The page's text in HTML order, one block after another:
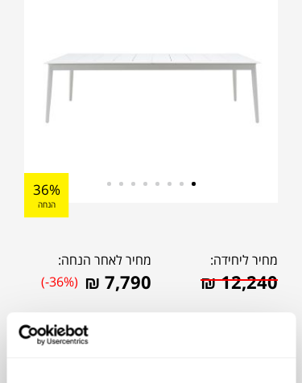
36%
הנחה
מחיר ליחידה:
₪12,240
מחיר לאחר הנחה:
₪ 7,790
(-36%)